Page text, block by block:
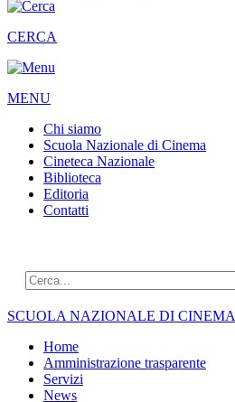
CERCA
MENU
Chi siamo
Scuola Nazionale di Cinema
Cineteca Nazionale
Biblioteca
Editoria
Contatti
SCUOLA NAZIONALE DI CINEMA
Home
Amministrazione trasparente
Servizi
News